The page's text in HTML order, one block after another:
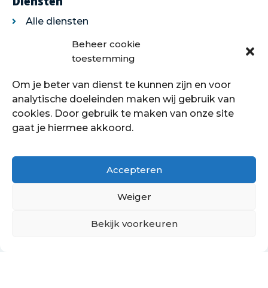
Beheer cookie
toestemming
Om je beter van dienst te kunnen zijn en voor
analytische doeleinden maken wij gebruik van
cookies. Door gebruik te maken van onze site
gaat je hiermee akkoord.
Accepteren
Weiger
Bekijk voorkeuren
Alle diensten
Egaliseren
Traprenovatie
Over ons
Over ons
Showroom
Offerte aanvragen
Copyright © 2021 - 2022 Petersstoffering | KVK:
Hoe kan ik je helpen?